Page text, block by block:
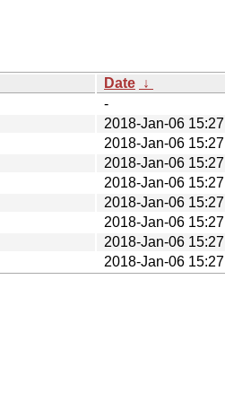
Date ↓
-
2018-Jan-06 15:27
2018-Jan-06 15:27
2018-Jan-06 15:27
2018-Jan-06 15:27
2018-Jan-06 15:27
2018-Jan-06 15:27
2018-Jan-06 15:27
2018-Jan-06 15:27